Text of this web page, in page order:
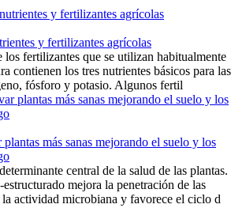
y fertilizantes agrícolas
los fertilizantes que se utilizan habitualmente
contienen los tres nutrientes básicos para las
fósforo y potasio. Algunos fertil
más sanas mejorando el suelo y los
central de la salud de las plantas.
mejora la penetración de las
la actividad microbiana y favorece el ciclo d